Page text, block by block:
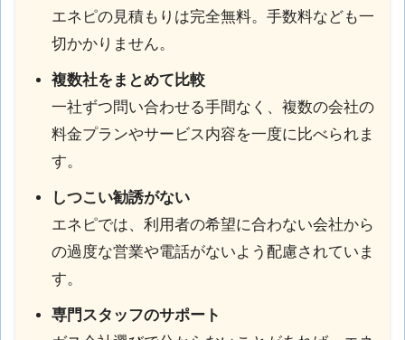
エネピの見積もりは完全無料。手数料なども一
切かかりません。
複数社をまとめて比較
一社ずつ問い合わせる手間なく、複数の会社の
料金プランやサービス内容を一度に比べられま
す。
しつこい勧誘がない
エネピでは、利用者の希望に合わない会社から
の過度な営業や電話がないよう配慮されていま
す。
専門スタッフのサポート